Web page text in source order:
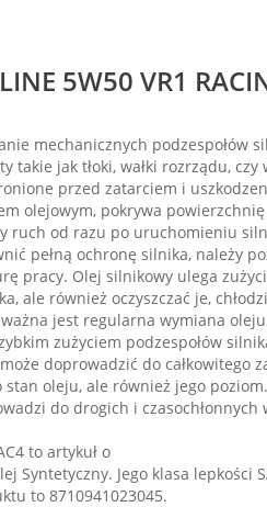
5W50 VR1
mechanicznych podzespołów
jak tłoki, wałki rozrządu, czy
przed zatarciem i
olejowym, pokrywa powierzchnię
ruch od razu po uruchomieniu
pełną ochronę silnika, należy
pracy. Olej silnikowy ulega
ale również oczyszczać je,
jest regularna wymiana
zużyciem podzespołów
doprowadzić do całkowitego
oleju, ale również jego
do drogich i czasochłonnych
to artykuł o
Syntetyczny. Jego klasa lepkości
to 8710941023045.